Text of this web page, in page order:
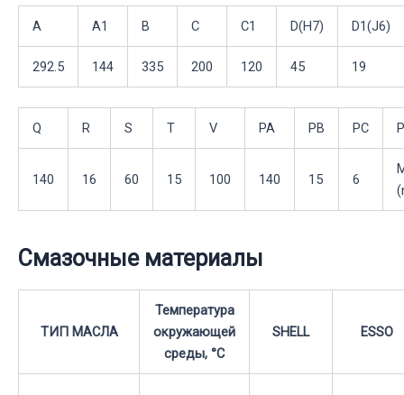
A A1 В С C1 D(H7) D1(J6)
292.5 144 335 200 120 45 19
Q R S T V PA PB PC
140 16 60 15 100 140 15 6
Смазочные материалы
ТИП МАСЛА
Температура
окружающей
среды, °С
SHELL ESSO